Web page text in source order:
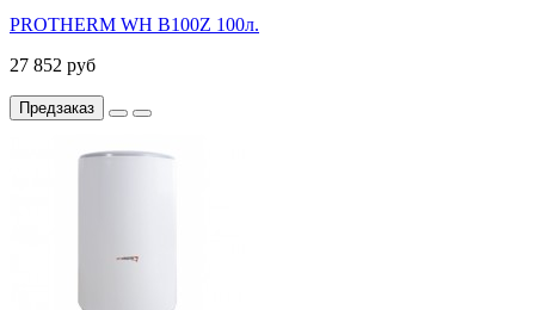
PROTHERM WH B100Z 100л.
27 852 руб
Предзаказ